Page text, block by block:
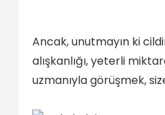
Ancak, unutmayın ki
alışkanlığı, yeterli
uzmanıyla görüşmek,